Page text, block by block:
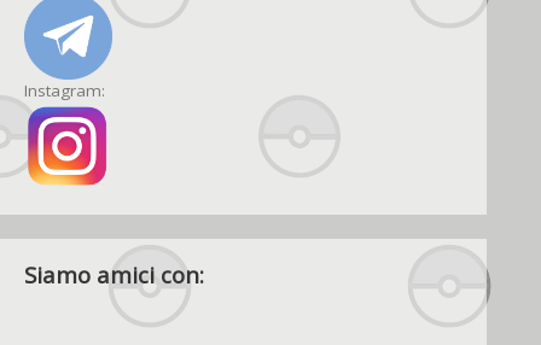
Instagram:
Siamo amici con: